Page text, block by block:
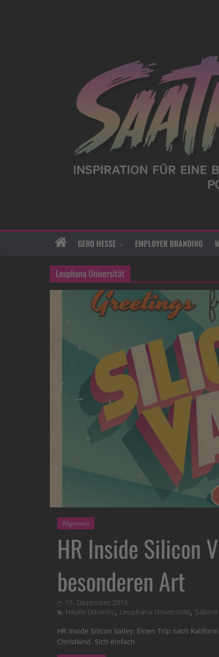
GERO HESSE EMPLOYER BRANDING
Leuphana Universität
Allgemein
HR Inside Silicon
besonderen Art
15. Dezember 2015
Haufe-Umantis, Leuphana Universität,
HR Inside Silicon Valley: Einen Trip nach
Christkind. Sich einfach